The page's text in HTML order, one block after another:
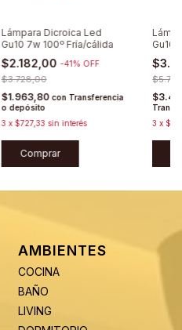
Lámpara Dicroica Led
Gu10 7w 100º Fría/cálida
$2.182,00 -41% OFF
$3.728,00
$1.963,80 con Transferencia
o depósito
3 x $727,33 sin interés
Comprar
Gu10
Fría/
3 x
AMBIENTES
COCINA
BAÑO
LIVING